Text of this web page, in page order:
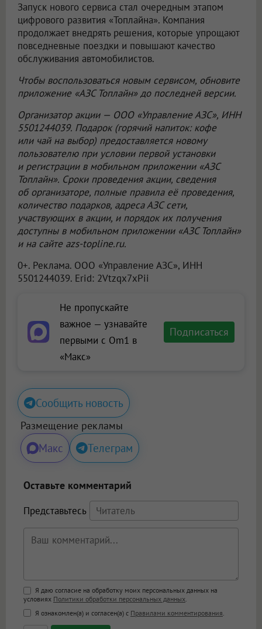
Запуск нового сервиса стал очередным этапом
цифрового развития «Топлайна». Компания
продолжает внедрять решения, которые упрощают
повседневные поездки и повышают качество
обслуживания автомобилистов.
Чтобы воспользоваться новым сервисом, обновите
приложение «АЗС Топлайн» до последней версии.
Организатор акции — ООО «Управление АЗС», ИНН
5501244039. Подарок (горячий напиток: кофе
или чай на выбор) предоставляется новому
пользователю при условии первой установки
и регистрации в мобильном приложении «АЗС
Топлайн». Сроки проведения акции, сведения
об организаторе, полные правила её проведения,
количество подарков, адреса АЗС сети,
участвующих в акции, и порядок их получения
доступны в мобильном приложении «АЗС Топлайн»
и на сайте azs-topline.ru.
0+. Реклама. ООО «Управление АЗС», ИНН
5501244039. Erid: 2Vtzqx7xPii
Не пропускайте
важное — узнавайте
первыми с Om1 в
«Макс»
Подписаться
Сообщить новость
Размещение рекламы
Макс Телеграм
Оставьте комментарий
Представьтесь
Поддержка HTML
<b>, <strong>, <u>, <i>, <em>, <s>, <big>,
<small>, <sup>, <sub>, <pre>, <ul>, <ol>, <li>,
Я даю согласие на обработку моих персональных данных на
условиях Политики обработки персональных данных
Я ознакомлен(а) и согласен(а) с Правилами комментирования